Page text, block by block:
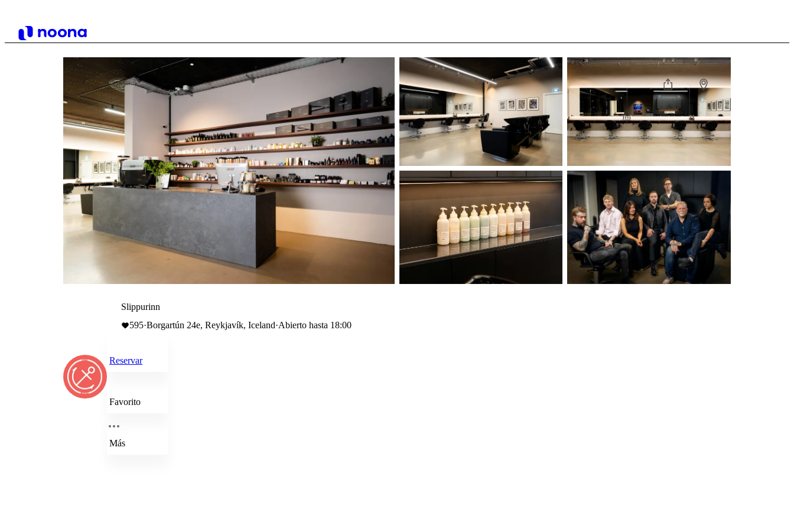
Slippurinn
595·Borgartún 24e, Reykjavík, Iceland·Abierto hasta 18:00
Reservar
Favorito
Más